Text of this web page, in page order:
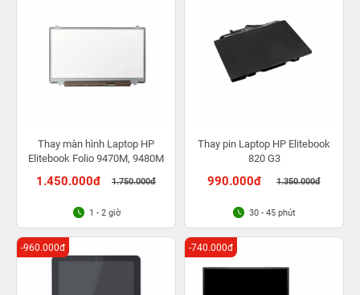
Thay màn hình Laptop HP
Elitebook Folio 9470M, 9480M
1.450.000đ 1.750.000đ
1 - 2 giờ
Thay pin Laptop HP Elitebook
820 G3
990.000đ 1.350.000đ
30 - 45 phút
-960.000đ -740.000đ